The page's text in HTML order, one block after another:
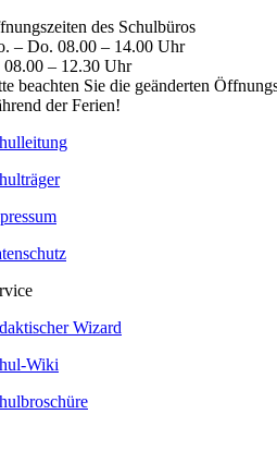
des Schulbüros
– Do. 08.00 – 14.00 Uhr
08.00 – 12.30 Uhr
beachten Sie die geänderten
der Ferien!
Wizard
Wiki